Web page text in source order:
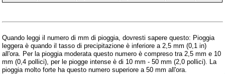
Quando leggi il numero di mm di pioggia, dovresti sapere questo: Pioggia
leggera è quando il tasso di precipitazione è inferiore a 2,5 mm (0,1 in)
all'ora. Per la pioggia moderata questo numero è compreso tra 2,5 mm e 10
mm (0,4 pollici), per le piogge intense è di 10 mm - 50 mm (2,0 pollici). La
pioggia molto forte ha questo numero superiore a 50 mm all'ora.